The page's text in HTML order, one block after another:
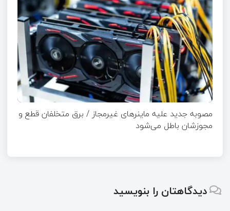
مصوبه جدید علیه ماینرهای غیرمجاز / برق متخلفان قطع و
مجوزشان باطل می‌شود
دیدگاهتان را بنویسید